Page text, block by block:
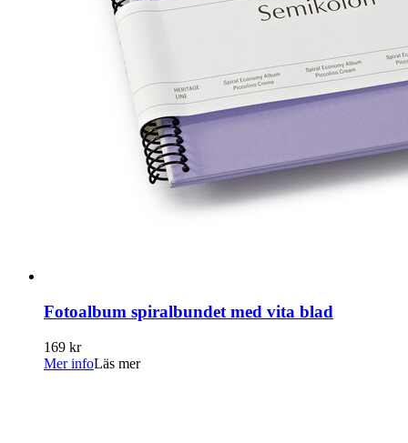
Fotoalbum spiralbundet med vita blad
169 kr
Mer infoLäs mer